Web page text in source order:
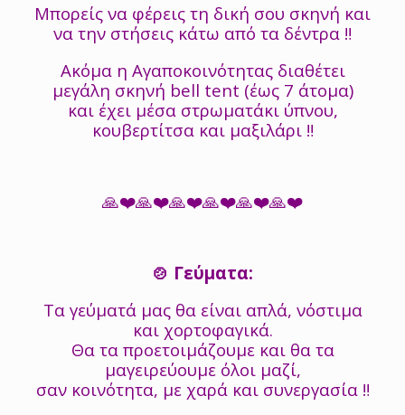
Μπορείς να φέρεις τη δική σου σκηνή και
να την στήσεις κάτω από τα δέντρα ‼️
Ακόμα η Αγαποκοινότητας διαθέτει
μεγάλη σκηνή bell tent (έως 7 άτομα)
και έχει μέσα στρωματάκι ύπνου,
κουβερτίτσα και μαξιλάρι ‼️
🙏❤️🙏❤️🙏❤️🙏❤️🙏❤️🙏❤️
🍲 Γεύματα:
Τα γεύματά μας θα είναι απλά, νόστιμα
και χορτοφαγικά.
Θα τα προετοιμάζουμε και θα τα
μαγειρεύουμε όλοι μαζί,
σαν κοινότητα, με χαρά και συνεργασία ‼️